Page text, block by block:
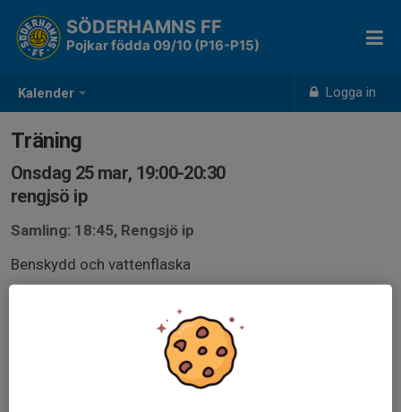
Kalender Logga in
SÖDERHAMNS FF
Pojkar födda 09/10 (P16-P15)
Träning
Onsdag 25 mar, 19:00-20:30
rengjsö ip
Samling: 18:45, Rengsjö ip
Benskydd och vattenflaska